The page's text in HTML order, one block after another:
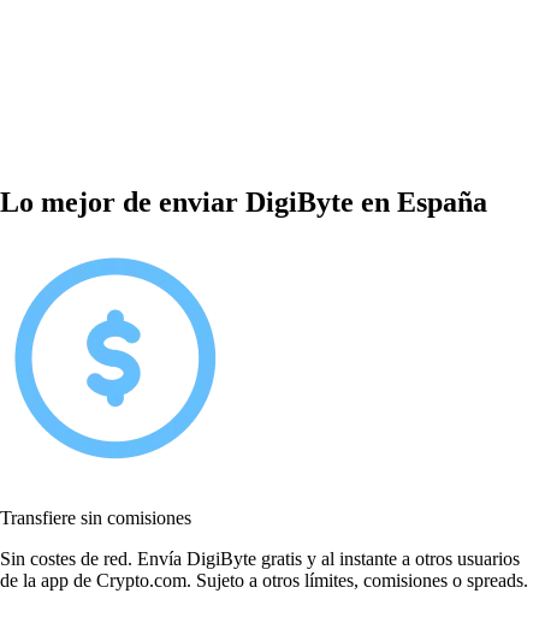
Lo mejor de enviar DigiByte en España
Transfiere sin comisiones
Sin costes de red. Envía DigiByte gratis y al instante a otros usuarios
de la app de Crypto.com. Sujeto a otros límites, comisiones o spreads.